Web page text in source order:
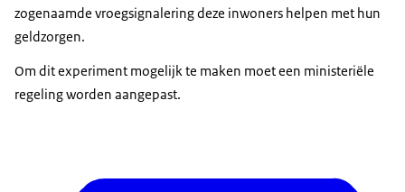
zogenaamde vroegsignalering deze inwoners helpen met hun
geldzorgen.
Om dit experiment mogelijk te maken moet een ministeriële
regeling worden aangepast.